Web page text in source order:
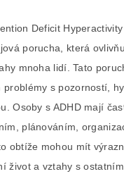
Deficit
porucha, která
mnoha lidí. Tato
problémy s pozorností,
Osoby s ADHD mají
plánováním,
obtíže mohou mít
život a vztahy s